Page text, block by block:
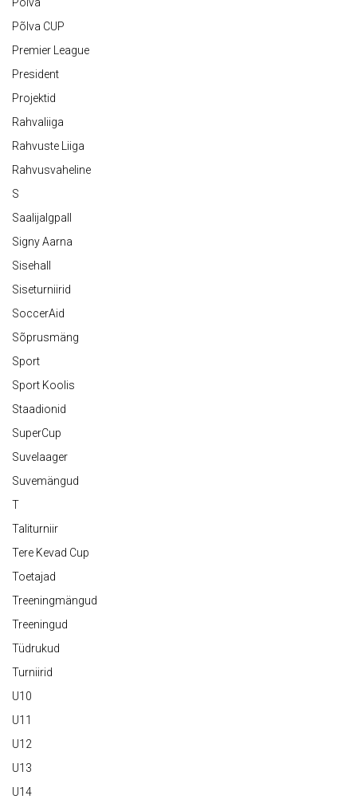
Põlva CUP
Premier League
President
Projektid
Rahvaliiga
Rahvuste Liiga
Rahvusvaheline
S
Saalijalgpall
Signy Aarna
Sisehall
Siseturniirid
SoccerAid
Sõprusmäng
Sport
Sport Koolis
Staadionid
SuperCup
Suvelaager
Suvemängud
T
Taliturniir
Tere Kevad Cup
Toetajad
Treeningmängud
Treeningud
Tüdrukud
Turniirid
U10
U11
U12
U13
U14